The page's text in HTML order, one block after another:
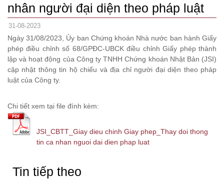
nhân người đại diện theo pháp luật
31-08-2023
Ngày 31/08/2023, Ủy ban Chứng khoán Nhà nước ban hành Giấy
phép điều chỉnh số 68/GPĐC-UBCK điều chỉnh Giấy phép thành
lập và hoạt động của Công ty TNHH Chứng khoán Nhật Bản (JSI)
cập nhật thông tin hộ chiếu và địa chỉ người đại diện theo pháp
luật của Công ty.
Chi tiết xem tại file đính kèm:
JSI_CBTT_Giay dieu chinh Giay phep_Thay doi thong
tin ca nhan nguoi dai dien phap luat
Tin tiếp theo